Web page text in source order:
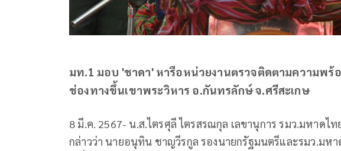
มท.1 มอบ 'ชาดา' หารือหน่วยงานตรวจติดตามความพร้
ช่องทางขึ้นเขาพระวิหาร อ.กันทรลักษ์ จ.ศรีสะเกษ
8 มี.ค. 2567- น.ส.ไตรศุลี ไตรสรณกุล เลขานุการ รมว.มหาดไ
กล่าวว่า นายอนุทิน ชาญวีรกูล รองนายกรัฐมนตรีและรมว.มห